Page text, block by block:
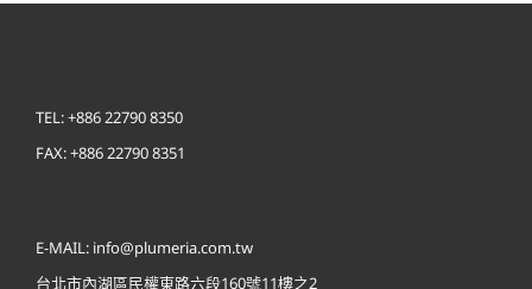
TEL: +886 22790 8350
FAX: +886 22790 8351
E-MAIL: info@plumeria.com.tw
台北市內湖區民權東路六段160號11樓之2